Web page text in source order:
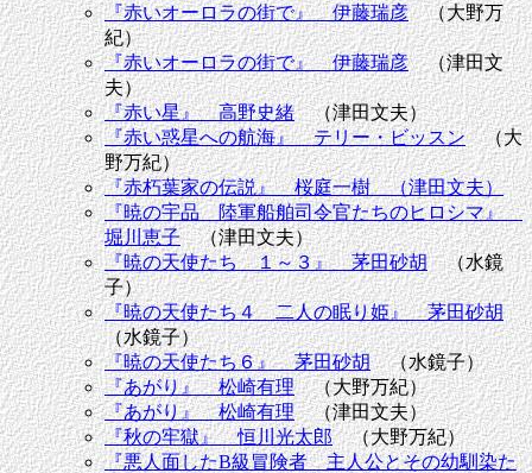
『赤いオーロラの街で』 伊藤瑞彦（大野万
紀）
『赤いオーロラの街で』 伊藤瑞彦（津田文
夫）
『赤い星』 高野史緒（津田文夫）
『赤い惑星への航海』 テリー・ビッスン（大
野万紀）
『赤朽葉家の伝説』 桜庭一樹 （津田文夫）
『暁の宇品 陸軍船舶司令官たちのヒロシマ』
堀川恵子（津田文夫）
『暁の天使たち １～３』 茅田砂胡（水鏡
子）
『暁の天使たち４ 二人の眠り姫』 茅田砂胡
（水鏡子）
『暁の天使たち６』 茅田砂胡（水鏡子）
『あがり』 松崎有理（大野万紀）
『あがり』 松崎有理（津田文夫）
『秋の牢獄』 恒川光太郎（大野万紀）
『悪人面したB級冒険者 主人公とその幼馴染た